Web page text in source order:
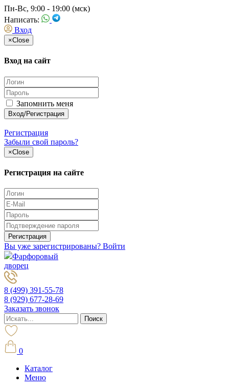
Пн-Вс, 9:00 - 19:00 (мск)
Написать:
Вход
×Close
Вход на сайт
Запомнить меня
Регистрация
Забыли свой пароль?
×Close
Регистрация на сайте
Вы уже зарегистрированы? Войти
Фарфоровый
дворец
8 (499) 391-55-78
8 (929) 677-28-69
Заказать звонок
0
Каталог
Меню